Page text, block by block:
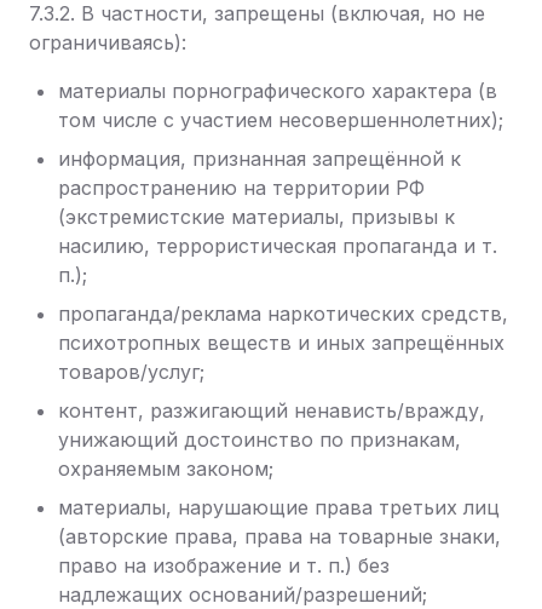
7.3.2. В частности, запрещены (включая, но не
ограничиваясь):
материалы порнографического характера (в
том числе с участием несовершеннолетних);
информация, признанная запрещённой к
распространению на территории РФ
(экстремистские материалы, призывы к
насилию, террористическая пропаганда и т.
п.);
пропаганда/реклама наркотических средств,
психотропных веществ и иных запрещённых
товаров/услуг;
контент, разжигающий ненависть/вражду,
унижающий достоинство по признакам,
охраняемым законом;
материалы, нарушающие права третьих лиц
(авторские права, права на товарные знаки,
право на изображение и т. п.) без
надлежащих оснований/разрешений;